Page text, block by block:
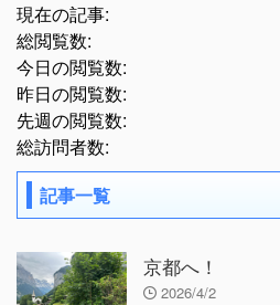
現在の記事:
総閲覧数:
今日の閲覧数:
昨日の閲覧数:
先週の閲覧数:
総訪問者数:
記事一覧
京都へ！
2026/4/2